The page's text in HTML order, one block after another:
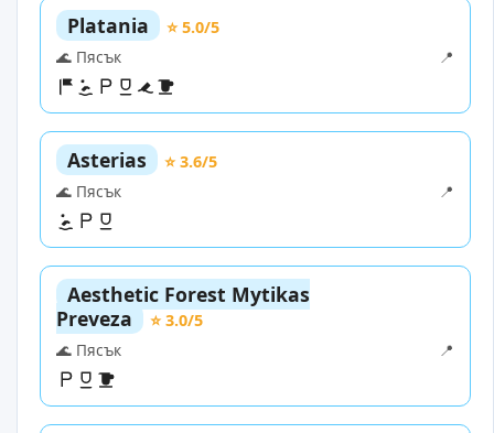
Platania
⭐ 5.0/5
🌊 Пясък
📍
Asterias
⭐ 3.6/5
🌊 Пясък
📍
Aesthetic Forest Mytikas
Preveza
⭐ 3.0/5
🌊 Пясък
📍